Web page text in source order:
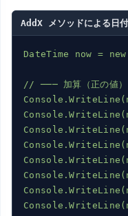
AddX メソッドによる日
DateTime now = new
// ───
加算（正の値